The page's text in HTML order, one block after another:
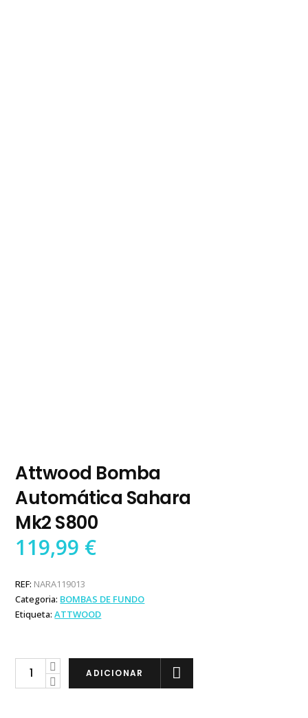
Attwood Bomba
Automática Sahara
Mk2 S800
119,99 €
REF: NARA119013
Categoria: BOMBAS DE FUNDO
Etiqueta:ATTWOOD
Attwood
ADICIONAR